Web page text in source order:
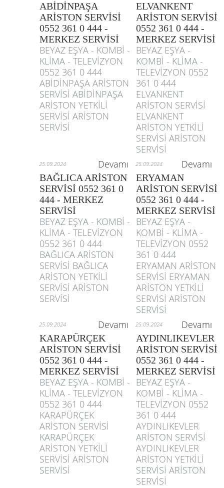
ABİDİNPAŞA
ARİSTON SERVİSİ
0552 361 0 444 -
MERKEZ SERVİSİ
ELVANKENT
ARİSTON SERVİSİ
0552 361 0 444 -
MERKEZ SERVİSİ
BEYAZ EŞYA - KOMBİ -
KLİMA - TELEVİZYON
0552 361 0 444
ABİDİNPAŞA ARİSTON
SERVİSİ ABİDİNPAŞA
ARİSTON YETKİLİ
SERVİSİ ARİSTON
SERVİSİ
BEYAZ EŞYA -
KOMBİ - KLİMA -
TELEVİZYON 0552
361 0 444
ELVANKENT
ARİSTON SERVİSİ
ELVANKENT
ARİSTON YETKİLİ
SERVİSİ ARİSTON
SERVİSİ
25.09.2024 Devamı 25.09.2024 Devamı
BAĞLICA ARİSTON
SERVİSİ 0552 361 0
444 - MERKEZ
SERVİSİ
ERYAMAN
ARİSTON SERVİSİ
0552 361 0 444 -
MERKEZ SERVİSİ
BEYAZ EŞYA - KOMBİ -
KLİMA - TELEVİZYON
0552 361 0 444
BAĞLICA ARİSTON
SERVİSİ BAĞLICA
ARİSTON YETKİLİ
SERVİSİ ARİSTON
SERVİSİ
BEYAZ EŞYA -
KOMBİ - KLİMA -
TELEVİZYON 0552
361 0 444
ERYAMAN ARİSTON
SERVİSİ ERYAMAN
ARİSTON YETKİLİ
SERVİSİ ARİSTON
SERVİSİ
25.09.2024 Devamı 25.09.2024 Devamı
KARAPÜRÇEK
ARİSTON SERVİSİ
0552 361 0 444 -
MERKEZ SERVİSİ
AYDINLIKEVLER
ARİSTON SERVİSİ
0552 361 0 444 -
MERKEZ SERVİSİ
BEYAZ EŞYA - KOMBİ -
KLİMA - TELEVİZYON
0552 361 0 444
KARAPÜRÇEK
ARİSTON SERVİSİ
KARAPÜRÇEK
ARİSTON YETKİLİ
SERVİSİ ARİSTON
SERVİSİ
BEYAZ EŞYA -
KOMBİ - KLİMA -
TELEVİZYON 0552
361 0 444
AYDINLIKEVLER
ARİSTON SERVİSİ
AYDINLIKEVLER
ARİSTON YETKİLİ
SERVİSİ ARİSTON
SERVİSİ